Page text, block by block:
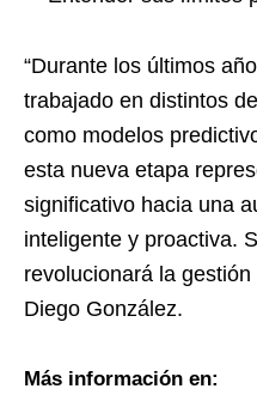
“Durante los últimos
trabajado en distintos
como modelos
esta nueva etapa
significativo hacia una
inteligente y proactiva.
revolucionará la
Diego González.
Más información en: